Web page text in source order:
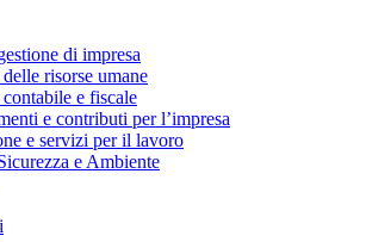
di impresa
delle risorse umane
contabile e fiscale
e contributi per l’impresa
e servizi per il lavoro
e Ambiente